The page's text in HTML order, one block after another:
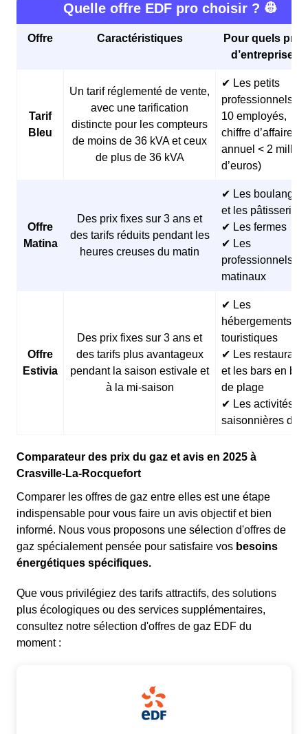
Quelle offre EDF pro choisir ? 👷
Offre Caractéristiques
Pour quels
d’entreprises
Tarif
Bleu
Un tarif réglementé de vente,
avec une tarification
distincte pour les compteurs
de moins de 36 kVA et ceux
de plus de 36 kVA
✔ Les petits
professionnels (<
10 employés,
chiffre d’affaires
annuel < 2
d’euros)
Offre
Matina
Des prix fixes sur 3 ans et
des tarifs réduits pendant les
heures creuses du matin
✔ Les
et les pâtisseries
✔ Les fermes
✔ Les
professionnels
matinaux
Offre
Estivia
Des prix fixes sur 3 ans et
des tarifs plus avantageux
pendant la saison estivale et
à la mi-saison
✔ Les
hébergements
touristiques
✔ Les restaurants
et les bars en
de plage
✔ Les activités
saisonnières
Comparateur des prix du gaz et avis en 2025 à
Crasville-La-Rocquefort
Comparer les offres de gaz entre elles est une étape
indispensable pour vous faire un avis objectif et bien
informé. Nous vous proposons une sélection d'offres de
gaz spécialement pensée pour satisfaire vos besoins
énergétiques spécifiques.
Que vous privilégiez des tarifs attractifs, des solutions
plus écologiques ou des services supplémentaires,
consultez notre sélection d'offres de gaz EDF du
moment :